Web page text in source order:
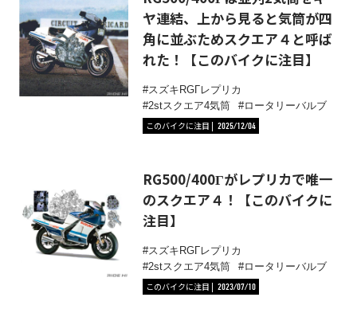
ヤ連結、上から見ると気筒が四
角に並ぶためスクエア４と呼ば
れた！【このバイクに注目】
スズキRGΓレプリカ
2stスクエア4気筒
ロータリーバルブ
このバイクに注目
2025/12/04
RG500/400Γがレプリカで唯一
のスクエア４！【このバイクに
注目】
スズキRGΓレプリカ
2stスクエア4気筒
ロータリーバルブ
このバイクに注目
2023/07/10